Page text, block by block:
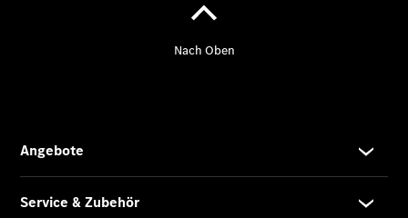
Reifenlabel
Service